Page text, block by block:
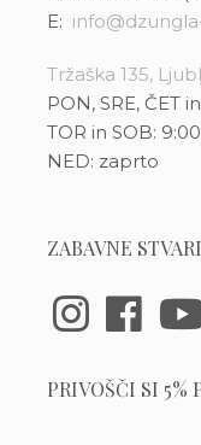
E:
Tržaška 135,
PON, SRE, ČET
TOR in SOB:
NED: zaprto
ZABAVNE STVARI
PRIVOŠČI SI 5%